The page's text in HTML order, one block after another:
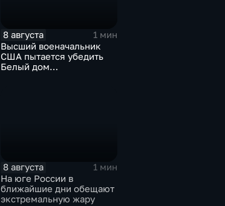
8 августа
1 мин
Высший военачальник
США пытается убедить
Белый дом
8 августа
1 мин
На юге России в
ближайшие дни обещают
экстремальную жару